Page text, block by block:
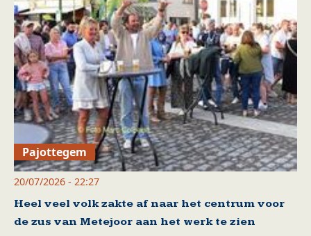
Pajottegem
20/07/2026 - 22:27
Heel veel volk zakte af naar het centrum voor
de zus van Metejoor aan het werk te zien